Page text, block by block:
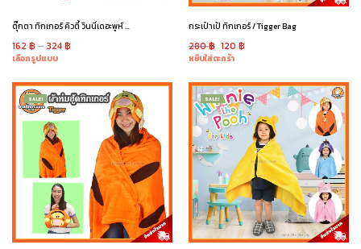
ตุ๊กตา ทิกเกอร์ คิวตี้ วินนี่เดอะพูห์ / Tigger Cutie
162฿ –324฿
เลือกรูปแบบ
กระเป๋าเป้ ทิกเกอร์ / Tigger Bag
280฿ 120 ฿
หยิบใส่ตะกร้า
SALE! SALE!